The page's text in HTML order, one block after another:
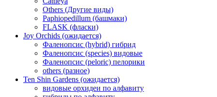
Others (Другие виды)
Paphiopedillum (башмаки)
FLASK (фласки)
Joy Orchids (ожидается)
Фаленопсис (hybrid) гибрид
Фаленопсис (species) видовые
Фаленопсис (peloric) пелорики
others (разное)
Ten Shin Gardens (ожидается)
видовые орхидеи по алфавиту